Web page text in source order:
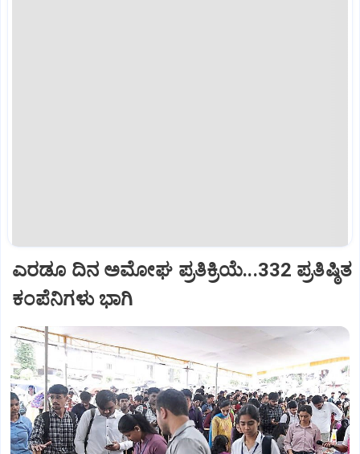
ಎರಡೂ ದಿನ ಅಮೋಘ ಪ್ರತಿಕ್ರಿಯೆ...332 ಪ್ರತಿಷ್ಠಿತ
ಕಂಪೆನಿಗಳು ಭಾಗಿ